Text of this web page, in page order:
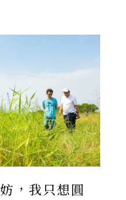
，我只想圓